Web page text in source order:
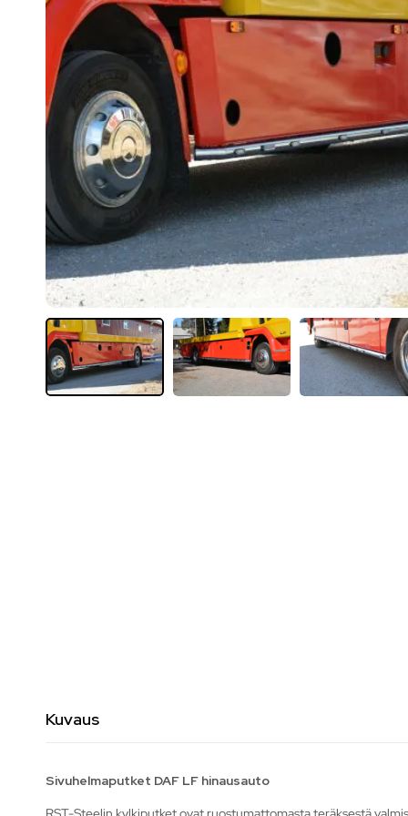
Kuvaus
Sivuhelmaputket DAF LF hinausauto